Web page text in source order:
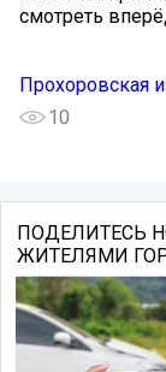
смотреть
Прохоровская
10
ПОДЕЛИТЕСЬ
ЖИТЕЛЯМИ